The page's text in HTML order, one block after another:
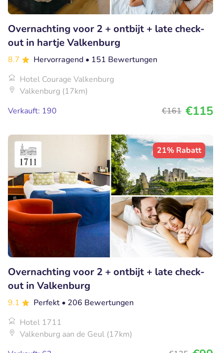
Overnachting voor 2 + ontbijt + late check-
out in hartje Valkenburg
8.7 Hervorragend • 151 Bewertungen
Hotel Courage Valkenburg
Valkenburg (17km)
Verkauft: 190
€161 €115
21% Rabatt
Overnachting voor 2 + ontbijt + late check-
out in Valkenburg
9.1 Perfekt • 206 Bewertungen
Hotel 1711
Valkenburg aan de Geul (17km)